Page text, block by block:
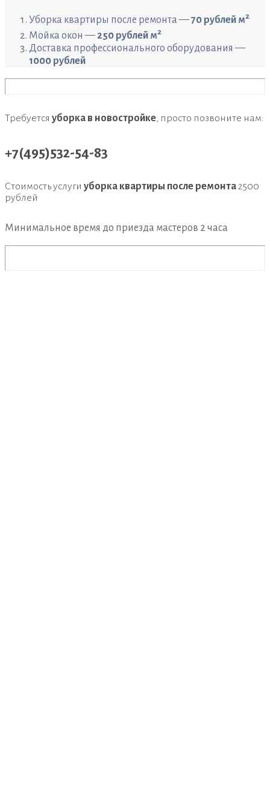
Уборка квартиры после ремонта —70 рублей м2
Мойка окон — 250 рублей м2
Доставка профессионального оборудования —
1000 рублей
Требуется уборка в новостройке, просто позвоните нам:
+7(495)532-54-83
Стоимость услуги уборка квартиры после ремонта2500
рублей
Минимальное время до приезда мастеров 2 часа